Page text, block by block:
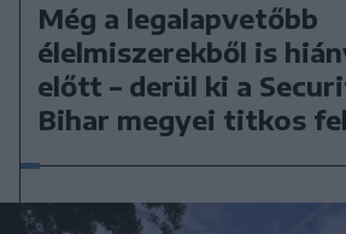
Még a legalapvetőbb
élelmiszerekből is
előtt – derül ki a
Bihar megyei titkos